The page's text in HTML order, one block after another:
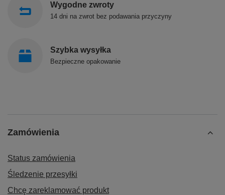
Wygodne zwroty
14 dni na zwrot bez podawania przyczyny
Szybka wysyłka
Bezpieczne opakowanie
Zamówienia
Status zamówienia
Śledzenie przesyłki
Chcę zareklamować produkt